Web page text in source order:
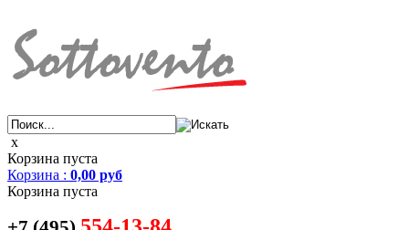
x
Корзина пуста
Корзина : 0,00 руб
Корзина пуста